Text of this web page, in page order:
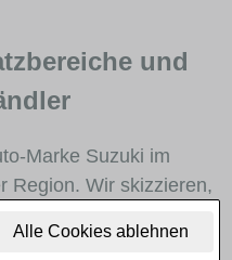
Alle Cookies ablehnen
und
Marke Suzuki im
Region. Wir skizzieren,
stark vertreten
im Stadt- und